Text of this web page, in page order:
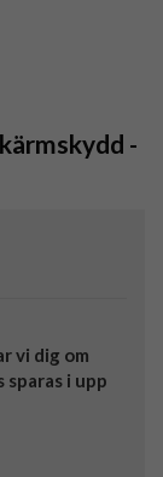
-
vi dig om
i upp